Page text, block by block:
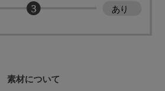
素材について